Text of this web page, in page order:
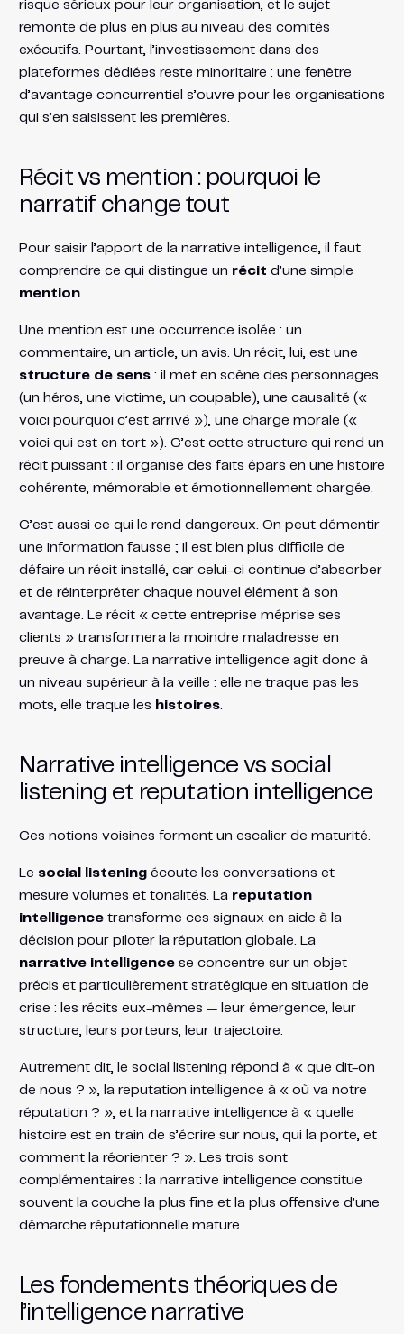
risque sérieux pour leur organisation, et le sujet
remonte de plus en plus au niveau des comités
exécutifs. Pourtant, l’investissement dans des
plateformes dédiées reste minoritaire : une fenêtre
d’avantage concurrentiel s’ouvre pour les organisations
qui s’en saisissent les premières.
Récit vs mention : pourquoi le
narratif change tout
Pour saisir l’apport de la narrative intelligence, il faut
comprendre ce qui distingue un récit d’une simple
mention.
Une mention est une occurrence isolée : un
commentaire, un article, un avis. Un récit, lui, est une
structure de sens: il met en scène des personnages
(un héros, une victime, un coupable), une causalité («
voici pourquoi c’est arrivé »), une charge morale («
voici qui est en tort »). C’est cette structure qui rend un
récit puissant : il organise des faits épars en une histoire
cohérente, mémorable et émotionnellement chargée.
C’est aussi ce qui le rend dangereux. On peut démentir
une information fausse ; il est bien plus difficile de
défaire un récit installé, car celui-ci continue d’absorber
et de réinterpréter chaque nouvel élément à son
avantage. Le récit « cette entreprise méprise ses
clients » transformera la moindre maladresse en
preuve à charge. La narrative intelligence agit donc à
un niveau supérieur à la veille : elle ne traque pas les
mots, elle traque les histoires.
Narrative intelligence vs social
listening et reputation intelligence
Ces notions voisines forment un escalier de maturité.
Le social listeningécoute les conversations et
mesure volumes et tonalités. La reputation
intelligencetransforme ces signaux en aide à la
décision pour piloter la réputation globale. La
narrative intelligencese concentre sur un objet
précis et particulièrement stratégique en situation de
crise : les récits eux-mêmes — leur émergence, leur
structure, leurs porteurs, leur trajectoire.
Autrement dit, le social listening répond à « que dit-on
de nous ? », la reputation intelligence à « où va notre
réputation ? », et la narrative intelligence à « quelle
histoire est en train de s’écrire sur nous, qui la porte, et
comment la réorienter ? ». Les trois sont
complémentaires : la narrative intelligence constitue
souvent la couche la plus fine et la plus offensive d’une
démarche réputationnelle mature.
Les fondements théoriques de
l’intelligence narrative